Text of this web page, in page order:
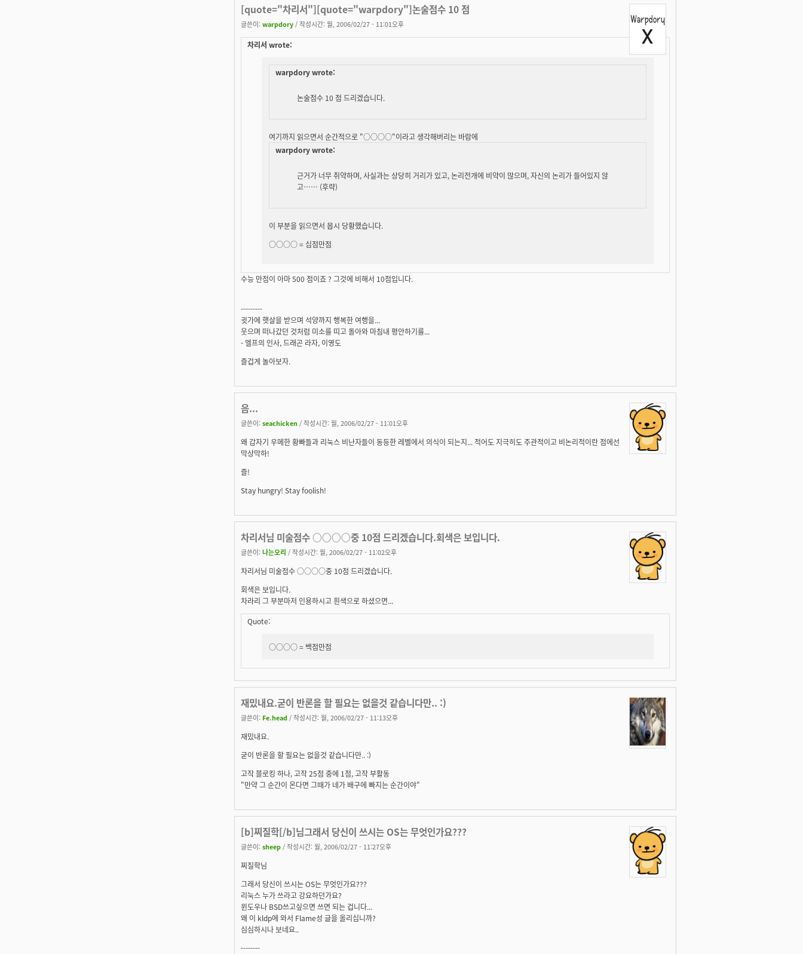
[quote="차리서"][quote="warpdory"]논술점수 10 점
글쓴이: warpdory / 작성시간: 월, 2006/02/27 - 11:01오후
차리서 wrote:
warpdory wrote:
논술점수 10 점 드리겠습니다.
여기까지 읽으면서 순간적으로 "○○○○"이라고 생각해버리는 바람에
warpdory wrote:
근거가 너무 취약하며, 사실과는 상당히 거리가 있고, 논리전개에 비약이 많으며, 자신의 논리가 들어있지 않
고…… (후략)
이 부분을 읽으면서 몹시 당황했습니다.
○○○○ =십점만점
수능 만점이 아마 500 점이죠 ? 그것에 비해서 10점입니다.
---------
귓가에 햇살을 받으며 석양까지 행복한 여행을...
웃으며 떠나갔던 것처럼 미소를 띠고 돌아와 마침내 평안하기를...
- 엘프의 인사, 드래곤 라자, 이영도
즐겁게 놀아보자.
음...
글쓴이: seachicken / 작성시간: 월, 2006/02/27 - 11:01오후
왜 갑자기 우메한 황빠들과 리눅스 비난자들이 동등한 레벨에서 의식이 되는지... 적어도 지극히도 주관적이고 비논리적이란 점에선
막상막하!
즐!
Stay hungry! Stay foolish!
차리서님 미술점수 ○○○○중 10점 드리겠습니다.회색은 보입니다.
글쓴이: 나는오리 / 작성시간: 월, 2006/02/27 - 11:02오후
차리서님 미술점수 ○○○○중 10점 드리겠습니다.
회색은 보입니다.
차라리 그 부분마저 인용하시고 흰색으로 하셨으면...
Quote:
○○○○ = 백점만점
재밌내요.굳이 반론을 할 필요는 없을것 같습니다만.. :)
글쓴이: Fe.head / 작성시간: 월, 2006/02/27 - 11:13오후
재밌내요.
굳이 반론을 할 필요는 없을것 같습니다만.. :)
고작 블로킹 하나, 고작 25점 중에 1점, 고작 부활동
"만약 그 순간이 온다면 그때가 네가 배구에 빠지는 순간이야"
[b]찌질학[/b]님그래서 당신이 쓰시는 OS는 무엇인가요???
글쓴이: sheep / 작성시간: 월, 2006/02/27 - 11:27오후
찌질학님
그래서 당신이 쓰시는 OS는 무엇인가요???
리눅스 누가 쓰라고 강요하던가요?
윈도우나 BSD쓰고싶으면 쓰면 되는 겁니다...
왜 이 kldp에 와서 Flame성 글을 올리십니까?
심심하시나 보네요..
--------